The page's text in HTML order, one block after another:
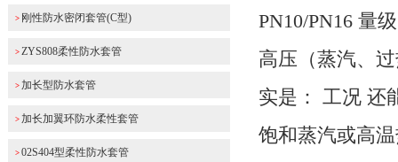
> 刚性防水密闭套管(C型)
> ZYS808柔性防水套管
> 加长型防水套管
> 加长加翼环防水柔性套管
> 02S404型柔性防水套管
PN10/PN16​ 量
高压（蒸汽、
实是： 工况 还
饱和蒸汽或高